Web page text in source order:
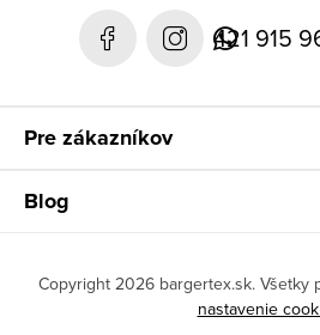
421 915
Pre zákazníkov
Blog
Copyright 2026 bargertex.sk. Všetky
nastavenie